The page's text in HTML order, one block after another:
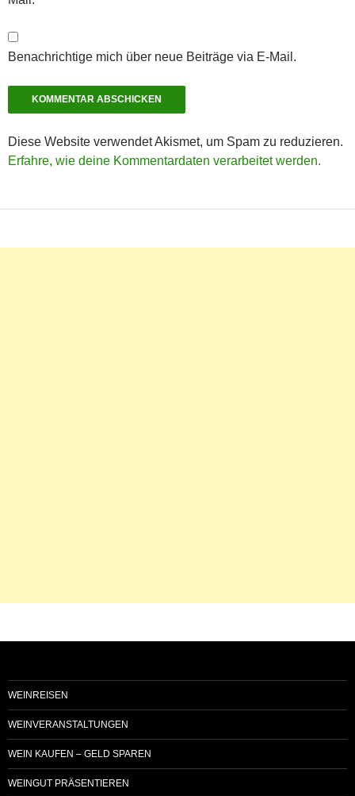
Benachrichtige mich über neue Beiträge via E-Mail.
Diese Website verwendet Akismet, um Spam zu reduzieren.
Erfahre, wie deine Kommentardaten verarbeitet werden.
WEINREISEN
WEINVERANSTALTUNGEN
WEIN KAUFEN – GELD SPAREN
WEINGUT PRÄSENTIEREN